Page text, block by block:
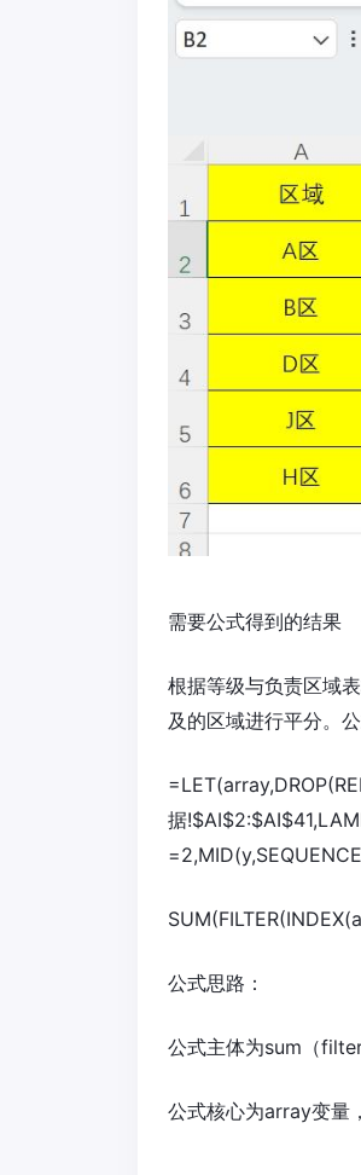
需要公式得到的结果
根据等级与负责区域
及的区域进行平分。公
据
公式思路：
公式主体为sum（
公式核心为array变量